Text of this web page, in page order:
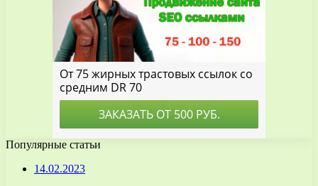
Популярные статьи
14.02.2023